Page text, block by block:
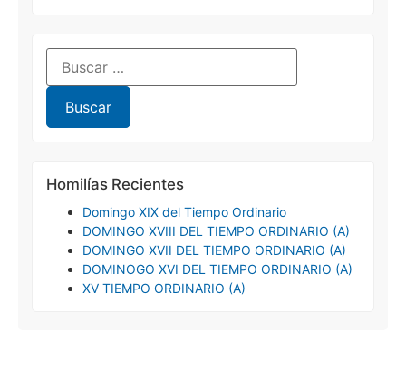
Homilías Recientes
Domingo XIX del Tiempo Ordinario
DOMINGO XVIII DEL TIEMPO ORDINARIO (A)
DOMINGO XVII DEL TIEMPO ORDINARIO (A)
DOMINOGO XVI DEL TIEMPO ORDINARIO (A)
XV TIEMPO ORDINARIO (A)